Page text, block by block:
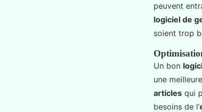
peuvent
logiciel de
soient trop
Un bon
une
articles qui
besoins de l’